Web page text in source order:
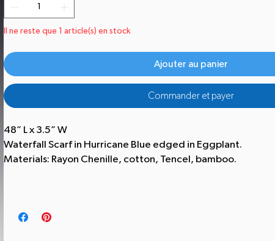
Il ne reste que 1 article(s) en stock
Ajouter au panier
Commander et payer
48” L x 3.5” W
Waterfall Scarf in Hurricane Blue edged in Eggplant.
Materials: Rayon Chenille, cotton, Tencel, bamboo.